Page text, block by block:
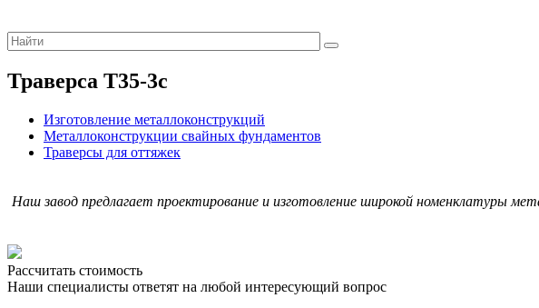
Траверса Т35-3с
Изготовление металлоконструкций
Металлоконструкции свайных фундаментов
Траверсы для оттяжек
Наш завод предлагает проектирование и изготовление широкой номенклатуры
Рассчитать стоимость
Наши специалисты ответят на любой интересующий вопрос